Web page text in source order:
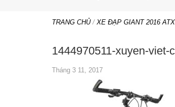
TRANG CHỦ/ XE ĐẠP GIANT 2016
1444970511-xuyen-viet-
Tháng 3 11, 2017